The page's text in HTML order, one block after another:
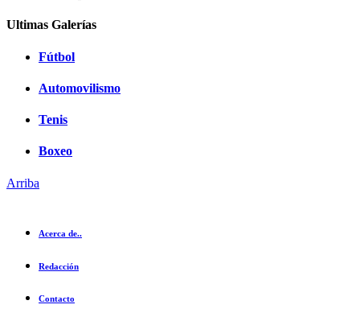
Ultimas Galerías
Fútbol
Automovilismo
Tenis
Boxeo
Arriba
Acerca de..
Redacción
Contacto